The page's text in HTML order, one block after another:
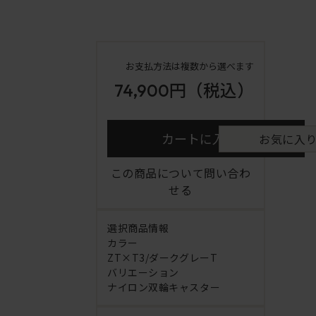
お支払方法は複数から選べます
74,900円 （税込）
カートに入れる お気に入
この商品について問い合わ
せる
選択商品情報
カラー
ZT×T3/ダークグレーT
バリエーション
ナイロン双輪キャスター